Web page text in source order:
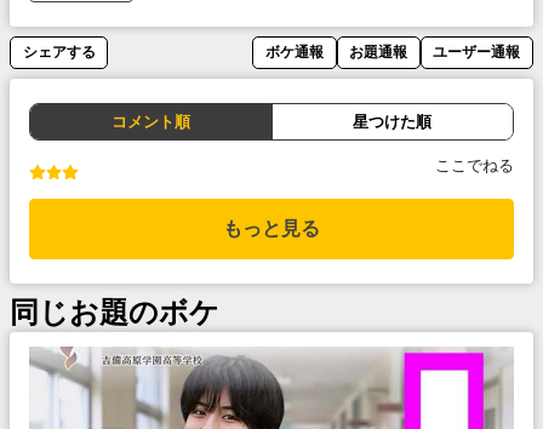
シェアする ボケ通報 お題通報 ユーザー通報
コメント順 星つけた順
ここでねる
もっと見る
同じお題のボケ